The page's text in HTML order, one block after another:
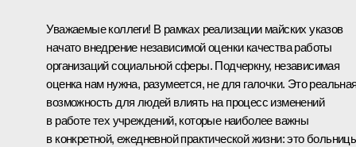
Уважаемые коллеги! В рамках реализации майских указов
начато внедрение независимой оценки качества работы
организаций социальной сферы. Подчеркну, независимая
оценка нам нужна, разумеется, не для галочки. Это
возможность для людей влиять на процесс изменений
в работе тех учреждений, которые наиболее важны
в конкретной, ежедневной практической жизни: это